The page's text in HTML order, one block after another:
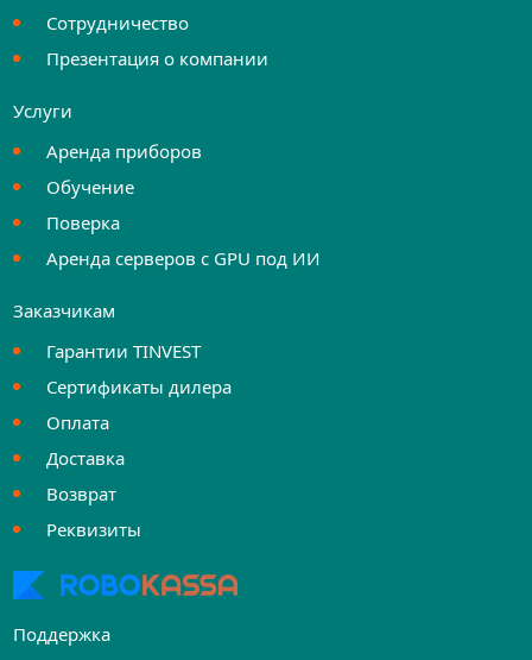
Сотрудничество
Презентация о компании
Услуги
Аренда приборов
Обучение
Поверка
Аренда серверов с GPU под ИИ
Заказчикам
Гарантии TINVEST
Сертификаты дилера
Оплата
Доставка
Возврат
Реквизиты
Поддержка